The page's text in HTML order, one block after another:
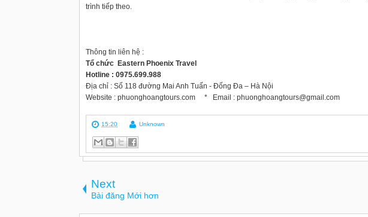
trình tiếp theo.
Thông tin liên hệ :
Tổ chức Eastern Phoenix Travel
Hotline : 0975.699.988
Địa chỉ : Số 118 đường Mai Anh Tuấn - Đống Đa – Hà Nội
Website : phuonghoangtours.com * Email : phuonghoangtours@gmail.com
15:20 Unknown
Next
Bài đăng Mới hơn